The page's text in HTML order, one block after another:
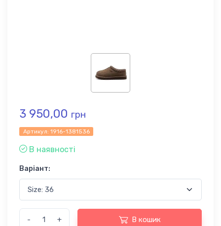
3 950,00 грн
Артикул: 1916-1381536
В наявності
Варіант:
- + В кошик